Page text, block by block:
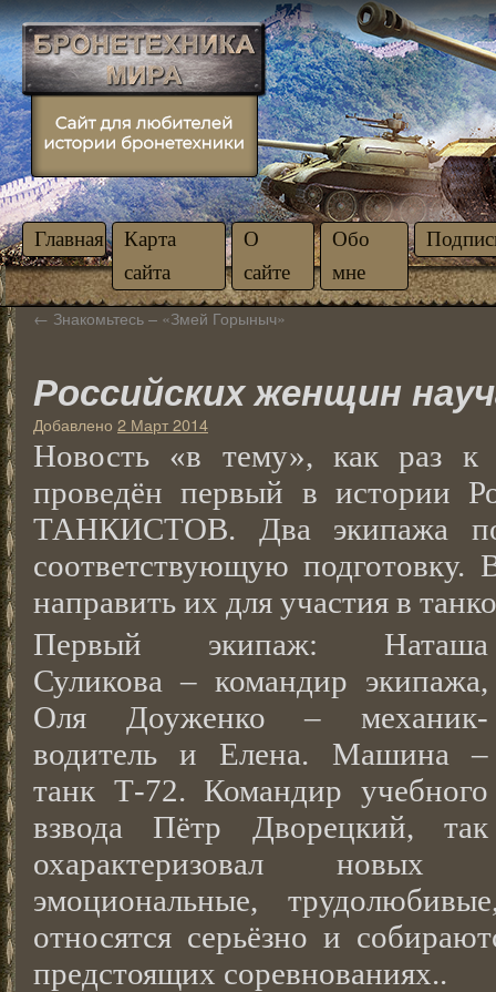
Главная
Карта
сайта
О
сайте
Обо
мне
← Знакомьтесь – «Змей Горыныч»
Российских женщин
Добавлено 2 Март 2014
Новость «в тему», как раз
проведён первый в
ТАНКИСТОВ. Два экипажа
соответствующую подготовку.
направить их для участия в
Первый экипаж: Наташа
Суликова – командир экипажа,
Оля Доуженко – механик-
водитель и Елена. Машина –
танк Т-72. Командир учебного
взвода Пётр Дворецкий, так
охарактеризовал новых
эмоциональные,
относятся серьёзно и
предстоящих соревнованиях..